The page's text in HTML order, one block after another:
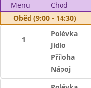
Menu
Chod
Oběd (9:00 - 14:30)
1
Polévka
Jídlo
Příloha
Nápoj